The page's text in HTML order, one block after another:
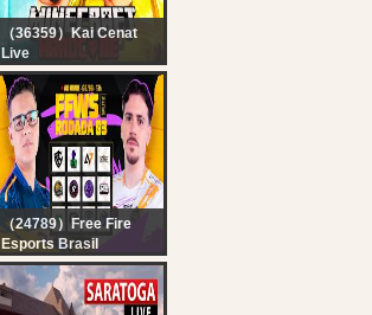
（36359）Kai Cenat
Live
KAI X SPEED
MINECRAFT
MARATHON BEATING
ALL BOSSES
*HARDCORE* DAY 1
PART 2
（24789）Free Fire
Esports Brasil
#FREEFIRE
? FREE FIRE AO VIVO:
FFWS BRASIL SPLIT 2 |